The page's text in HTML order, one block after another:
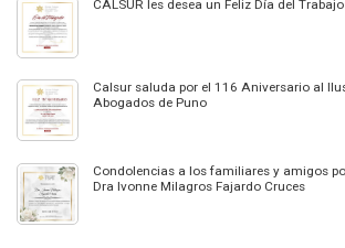
CALSUR les desea un Feliz Día del Trabajo
Calsur saluda por el 116 Aniversario al
Abogados de Puno
Condolencias a los familiares y amigos
Dra Ivonne Milagros Fajardo Cruces